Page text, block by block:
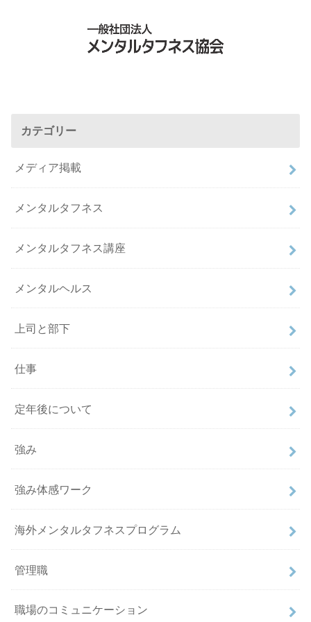
カテゴリー
メディア掲載
メンタルタフネス
メンタルタフネス講座
メンタルヘルス
上司と部下
仕事
定年後について
強み
強み体感ワーク
海外メンタルタフネスプログラム
管理職
職場のコミュニケーション